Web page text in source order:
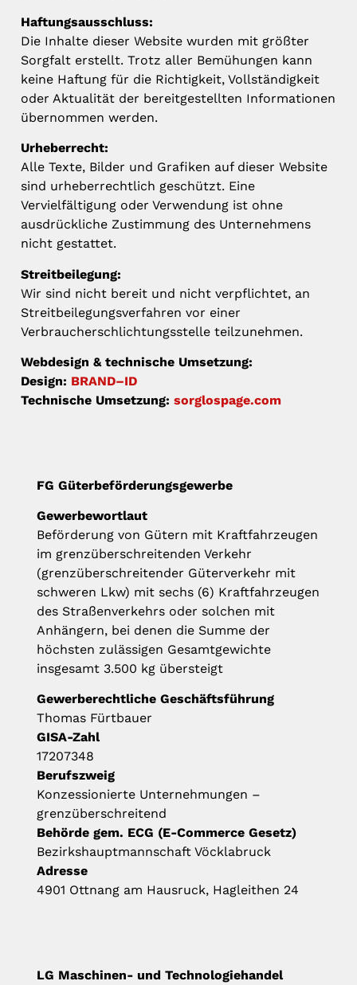
Haftungsausschluss:
Die Inhalte dieser Website wurden mit größter
Sorgfalt erstellt. Trotz aller Bemühungen kann
keine Haftung für die Richtigkeit, Vollständigkeit
oder Aktualität der bereitgestellten Informationen
übernommen werden.
Urheberrecht:
Alle Texte, Bilder und Grafiken auf dieser Website
sind urheberrechtlich geschützt. Eine
Vervielfältigung oder Verwendung ist ohne
ausdrückliche Zustimmung des Unternehmens
nicht gestattet.
Streitbeilegung:
Wir sind nicht bereit und nicht verpflichtet, an
Streitbeilegungsverfahren vor einer
Verbraucherschlichtungsstelle teilzunehmen.
Webdesign & technische Umsetzung:
Design: BRAND–ID
Technische Umsetzung: sorglospage.com
FG Güterbeförderungsgewerbe
Gewerbewortlaut
Beförderung von Gütern mit Kraftfahrzeugen
im grenzüberschreitenden Verkehr
(grenzüberschreitender Güterverkehr mit
schweren Lkw) mit sechs (6) Kraftfahrzeugen
des Straßenverkehrs oder solchen mit
Anhängern, bei denen die Summe der
höchsten zulässigen Gesamtgewichte
insgesamt 3.500 kg übersteigt
Gewerberechtliche Geschäftsführung
Thomas Fürtbauer
GISA-Zahl
17207348
Berufszweig
Konzessionierte Unternehmungen –
grenzüberschreitend
Behörde gem. ECG (E-Commerce Gesetz)
Bezirkshauptmannschaft Vöcklabruck
Adresse
4901 Ottnang am Hausruck, Hagleithen 24
LG Maschinen- und Technologiehandel